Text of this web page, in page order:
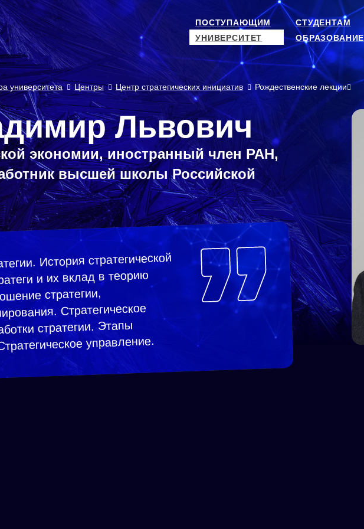
ПОСТУПАЮЩИМ СТУДЕНТАМ
УНИВЕРСИТЕТ
ОБРАЗОВАНИЕ
университета Центры Центр стратегических инициатив Рождественские лекции
Львович
экономии, иностранный член РАН,
высшей школы Российской
История стратегической
и их вклад в теорию
стратегии,
Стратегическое
стратегии. Этапы
управление.